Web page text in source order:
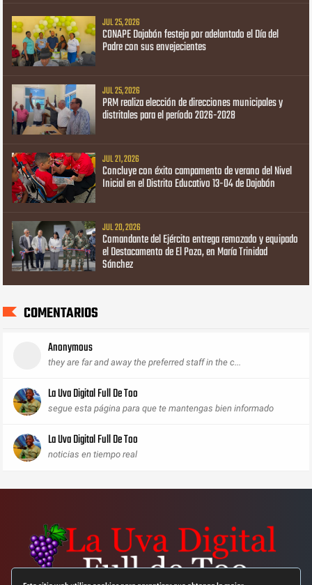
JUL 25, 2026
CONAPE Dajabón festeja por adelantado el Día del
Padre con sus envejecientes
JUL 25, 2026
PRM realiza elección de direcciones municipales y
distritales para el período 2026-2028
JUL 21, 2026
Concluye con éxito campamento de verano del Nivel
Inicial en el Distrito Educativo 13-04 de Dajabón
JUL 20, 2026
Comandante del Ejército entrega remozado y equipado
el Destacamento de El Pozo, en María Trinidad
Sánchez
COMENTARIOS
Anonymous
they are far and away the preferred staff in the c...
La Uva Digital Full De Too
segue esta página para que te mantengas bien informado
La Uva Digital Full De Too
noticias en tiempo real